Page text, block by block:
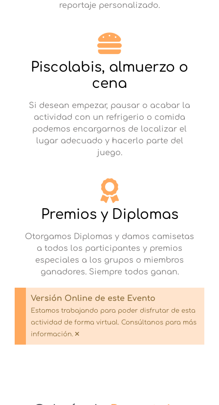
reportaje personalizado.
Piscolabis, almuerzo o
cena
Si desean empezar, pausar o acabar la
actividad con un refrigerio o comida
podemos encargarnos de localizar el
lugar adecuado y hacerlo parte del
juego.
Premios y Diplomas
Otorgamos Diplomas y damos camisetas
a todos los participantes y premios
especiales a los grupos o miembros
ganadores. Siempre todos ganan.
Versión Online de este Evento
Estamos trabajando para poder disfrutar de esta
actividad de forma virtual. Consúltanos para más
información. ×